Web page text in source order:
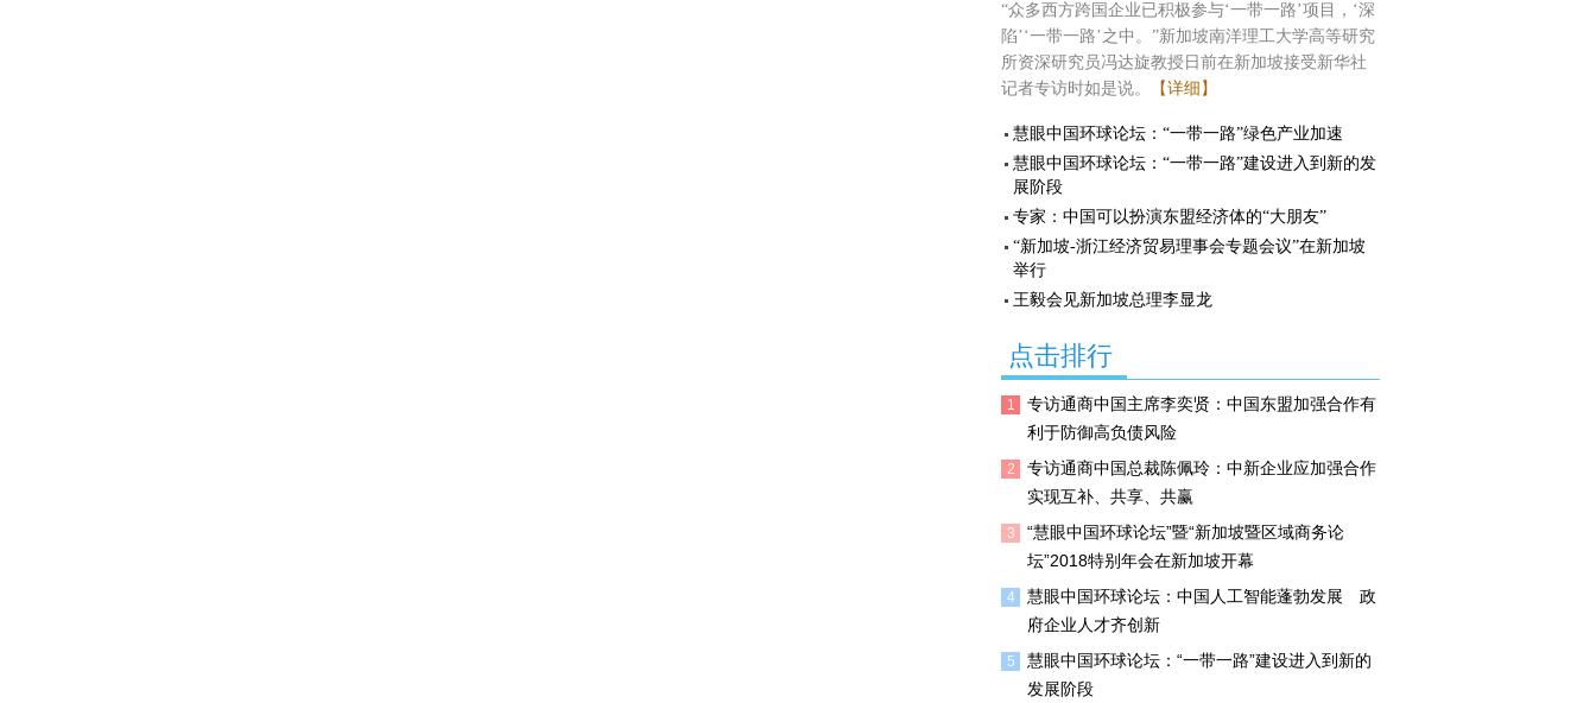
“众多西方跨国企业已积极参与‘一带一路’项目，‘深
陷’‘一带一路’之中。”新加坡南洋理工大学高等研究
所资深研究员冯达旋教授日前在新加坡接受新华社
记者专访时如是说。
【详细】
慧眼中国环球论坛：“一带一路”绿色产业加速
慧眼中国环球论坛：“一带一路”建设进入到新的发
展阶段
专家：中国可以扮演东盟经济体的“大朋友”
“新加坡-浙江经济贸易理事会专题会议”在新加坡
举行
王毅会见新加坡总理李显龙
点击排行
1
专访通商中国主席李奕贤：中国东盟加强合作有
利于防御高负债风险
2
专访通商中国总裁陈佩玲：中新企业应加强合作
实现互补、共享、共赢
3
“慧眼中国环球论坛”暨“新加坡暨区域商务论
坛”2018特别年会在新加坡开幕
4
慧眼中国环球论坛：中国人工智能蓬勃发展 政
府企业人才齐创新
5
慧眼中国环球论坛：“一带一路”建设进入到新的
发展阶段